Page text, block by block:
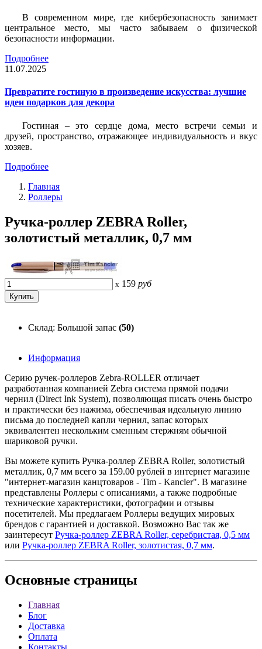
В современном мире, где кибербезопасность занимает
центральное место, мы часто забываем о физической
безопасности информации.
Подробнее
11.07.2025
Превратите гостиную в произведение искусства: лучшие
идеи подарков для декора
Гостиная – это сердце дома, место встречи семьи и
друзей, пространство, отражающее индивидуальность и вкус
хозяев.
Подробнее
Главная
Роллеры
Ручка-роллер ZEBRA Roller,
золотистый металлик, 0,7 мм
x 159 руб
Склад: Большой запас (50)
Информация
Серию ручек-роллеров Zebra-ROLLER отличает
разработанная компанией Zebra система прямой подачи
чернил (Direct Ink System), позволяющая писать очень быстро
и практически без нажима, обеспечивая идеальную линию
письма до последней капли чернил, запас которых
эквивалентен нескольким сменным стержням обычной
шариковой ручки.
Вы можете купить Ручка-роллер ZEBRA Roller, золотистый
металлик, 0,7 мм всего за 159.00 рублей в интернет магазине
"интернет-магазин канцтоваров - Tim - Kancler". В магазине
представлены Роллеры с описаниями, а также подробные
технические характеристики, фотографии и отзывы
посетителей. Мы предлагаем Роллеры ведущих мировых
брендов с гарантией и доставкой. Возможно Вас так же
заинтересут Ручка-роллер ZEBRA Roller, серебристая, 0,5 мм
или Ручка-роллер ZEBRA Roller, золотистая, 0,7 мм.
Основные страницы
Главная
Блог
Доставка
Оплата